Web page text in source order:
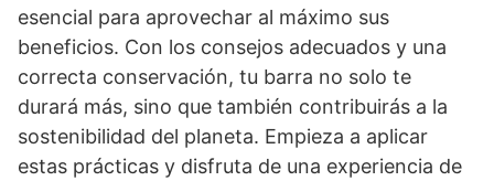
esencial para aprovechar al máximo sus
beneficios. Con los consejos adecuados y una
correcta conservación, tu barra no solo te
durará más, sino que también contribuirás a la
sostenibilidad del planeta. Empieza a aplicar
estas prácticas y disfruta de una experiencia de